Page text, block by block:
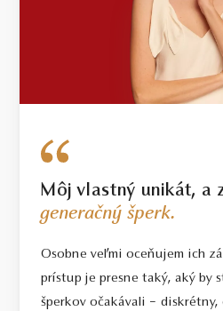
Môj vlastný unikát, a
generačný šperk.
Osobne veľmi oceňujem ich
prístup je presne taký, aký by
šperkov očakávali –